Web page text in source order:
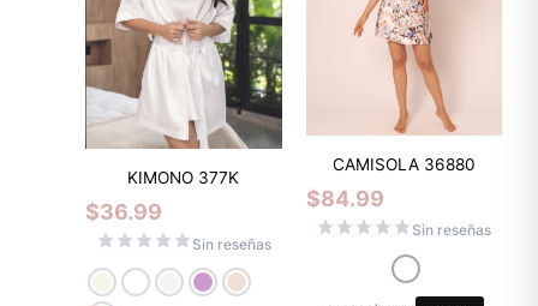
KIMONO 377K
$36.99
Sin reseñas
CAMISOLA 36880
$84.99
Sin reseñas